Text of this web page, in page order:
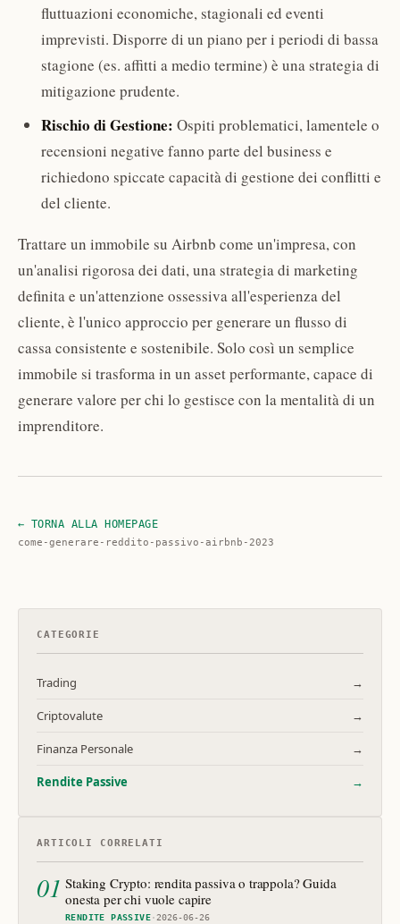
fluttuazioni economiche, stagionali ed eventi
imprevisti. Disporre di un piano per i periodi di bassa
stagione (es. affitti a medio termine) è una strategia di
mitigazione prudente.
Rischio di Gestione: Ospiti problematici, lamentele o
recensioni negative fanno parte del business e
richiedono spiccate capacità di gestione dei conflitti e
del cliente.
Trattare un immobile su Airbnb come un'impresa, con
un'analisi rigorosa dei dati, una strategia di marketing
definita e un'attenzione ossessiva all'esperienza del
cliente, è l'unico approccio per generare un flusso di
cassa consistente e sostenibile. Solo così un semplice
immobile si trasforma in un asset performante, capace di
generare valore per chi lo gestisce con la mentalità di un
imprenditore.
← TORNA ALLA HOMEPAGE
come-generare-reddito-passivo-airbnb-2023
CATEGORIE
Trading →
Criptovalute →
Finanza Personale →
Rendite Passive →
ARTICOLI CORRELATI
01 Staking Crypto: rendita passiva o trappola? Guida
onesta per chi vuole capire
RENDITE PASSIVE·2026-06-26